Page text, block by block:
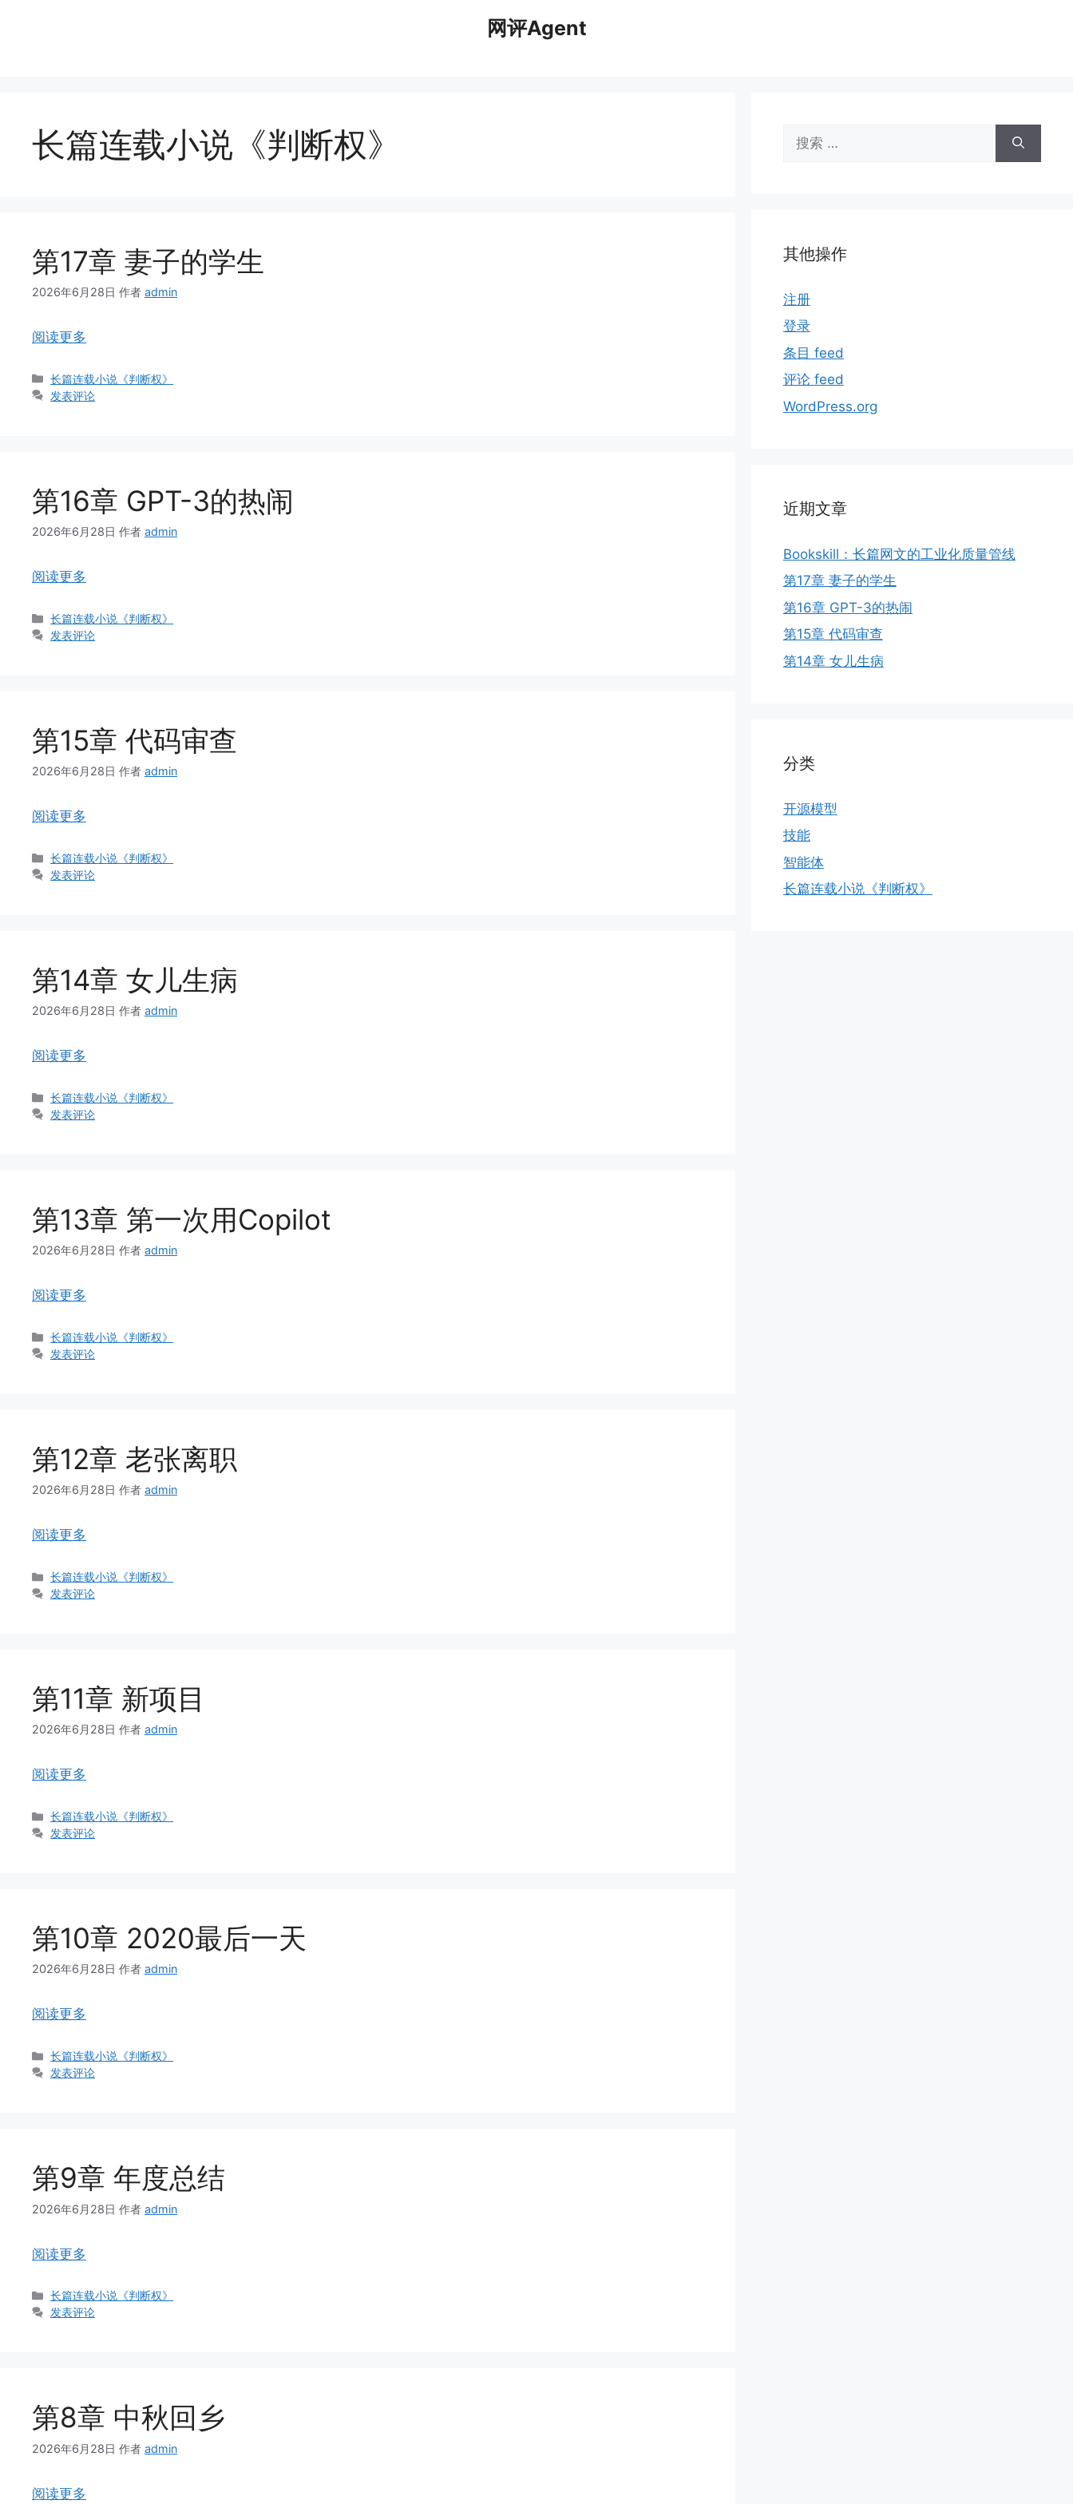
网评Agent
长篇连载小说《判断权》
第17章 妻子的学生
2026年6月28日 作者 admin
阅读更多
分
类
长篇连载小说《判断权》
发表评论
第16章 GPT-3的热闹
2026年6月28日 作者 admin
阅读更多
分
类
长篇连载小说《判断权》
发表评论
第15章 代码审查
2026年6月28日 作者 admin
阅读更多
分
类
长篇连载小说《判断权》
发表评论
第14章 女儿生病
2026年6月28日 作者 admin
阅读更多
分
类
长篇连载小说《判断权》
发表评论
第13章 第一次用Copilot
2026年6月28日 作者 admin
阅读更多
分
类
长篇连载小说《判断权》
发表评论
第12章 老张离职
2026年6月28日 作者 admin
阅读更多
分
类
长篇连载小说《判断权》
发表评论
第11章 新项目
2026年6月28日 作者 admin
阅读更多
分
类
长篇连载小说《判断权》
发表评论
第10章 2020最后一天
2026年6月28日 作者 admin
阅读更多
分
类
长篇连载小说《判断权》
发表评论
第9章 年度总结
2026年6月28日 作者 admin
阅读更多
分
类
长篇连载小说《判断权》
发表评论
第8章 中秋回乡
2026年6月28日 作者 admin
阅读更多
索：
其他操作
注册
登录
条目 feed
评论 feed
WordPress.org
近期文章
Bookskill：长篇网文的工业化质量管线
第17章 妻子的学生
第16章 GPT-3的热闹
第15章 代码审查
第14章 女儿生病
分类
开源模型
技能
智能体
长篇连载小说《判断权》